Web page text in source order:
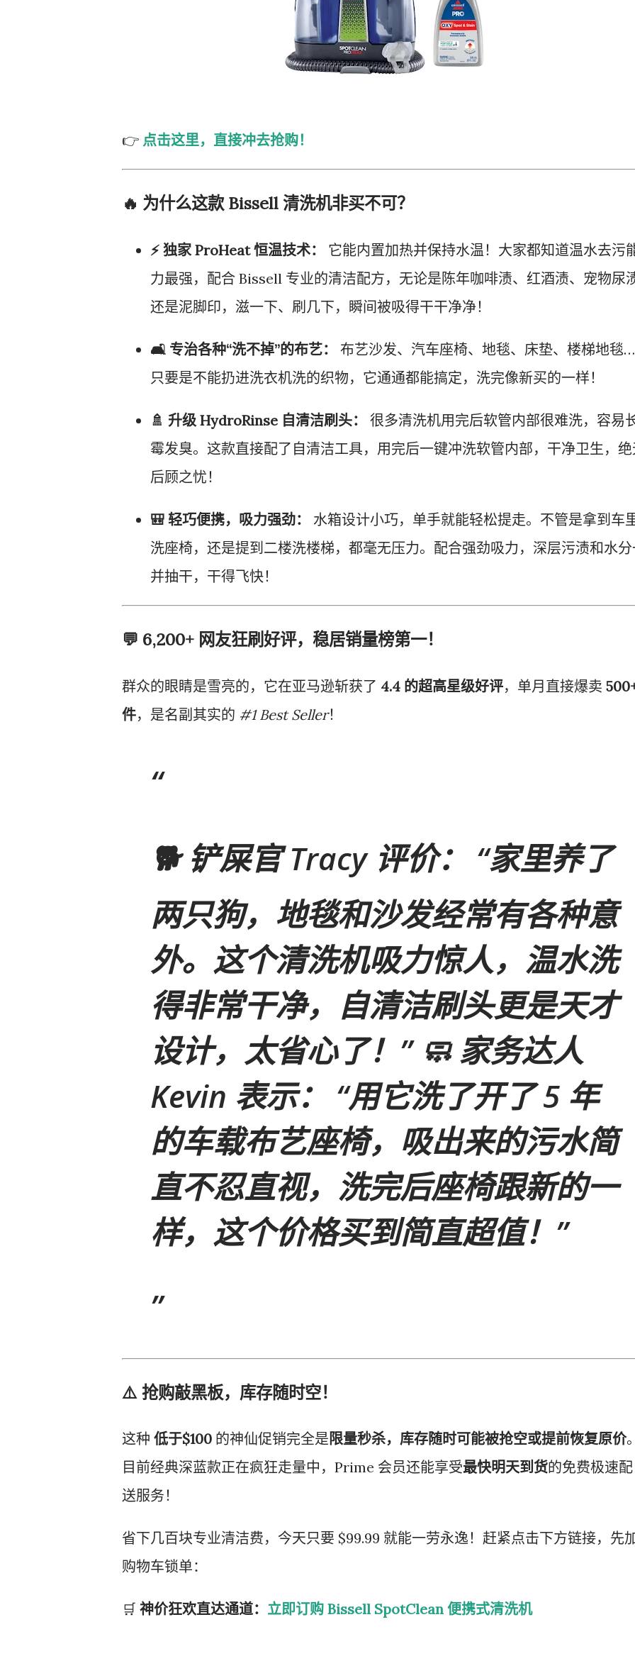
👉 点击这里，直接冲去抢购！
🔥 为什么这款 Bissell 清洗机非买不可？
⚡️ 独家 ProHeat 恒温技术：
它能内置加热并保持水温！大家都知道温水去污
力最强，配合 Bissell 专业的清洁配方，无论是陈年咖啡渍、红酒渍、宠物尿
还是泥脚印，滋一下、刷几下，瞬间被吸得干干净净！
🛋️ 专治各种“洗不掉”的布艺：
布艺沙发、汽车座椅、地毯、床垫、楼梯地毯
只要是不能扔进洗衣机洗的织物，它通通都能搞定，洗完像新买的一样！
🚿 升级 HydroRinse 自清洁刷头：
很多清洗机用完后软管内部很难洗，容易
霉发臭。这款直接配了自清洁工具，用完后一键冲洗软管内部，干净卫生，
后顾之忧！
🎒 轻巧便携，吸力强劲：
水箱设计小巧，单手就能轻松提走。不管是拿到车
洗座椅，还是提到二楼洗楼梯，都毫无压力。配合强劲吸力，深层污渍和水
并抽干，干得飞快！
💬 6,200+ 网友狂刷好评，稳居销量榜第一！
群众的眼睛是雪亮的，它在亚马逊斩获了 4.4 的超高星级好评，单月直接爆卖
件，是名副其实的 #1 Best Seller！
🐕铲屎官 Tracy 评价： “家里养了
两只狗，地毯和沙发经常有各种意
外。这个清洗机吸力惊人，温水洗
得非常干净，自清洁刷头更是天才
设计，太省心了！” 🧼家务达人
Kevin 表示： “用它洗了开了 5 年
的车载布艺座椅，吸出来的污水简
直不忍直视，洗完后座椅跟新的一
样，这个价格买到简直超值！”
⚠️ 抢购敲黑板，库存随时空！
这种 低于$100 的神仙促销完全是 限量秒杀，库存随时可能被抢空或提前恢复原价。
目前经典深蓝款正在疯狂走量中，Prime 会员还能享受最快明天到货的免费极速配
送服务！
省下几百块专业清洁费，今天只要 $99.99 就能一劳永逸！赶紧点击下方链接，先
购物车锁单：
🛒 神价狂欢直达通道： 立即订购 Bissell SpotClean 便携式清洗机